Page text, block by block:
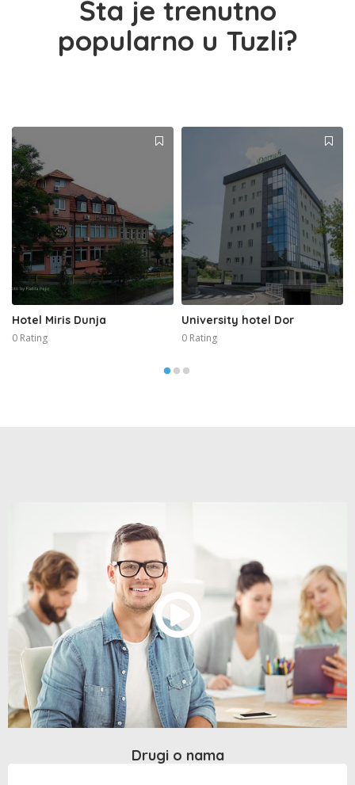
Šta je trenutno
popularno u Tuzli?
Hotel Miris Dunja
0 Rating
University hotel Dor
0 Rating
Drugi o nama